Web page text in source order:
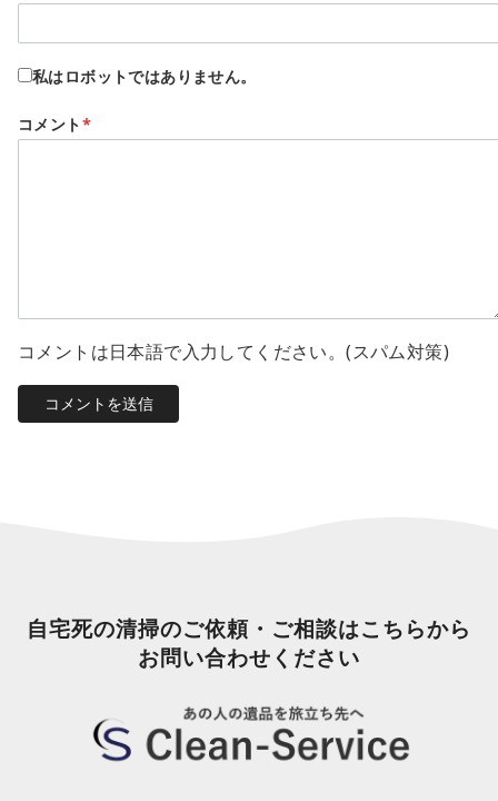
私はロボットではありません。
コメント*
コメントは日本語で入力してください。(スパム対策)
自宅死の清掃のご依頼・ご相談はこちらから
お問い合わせください